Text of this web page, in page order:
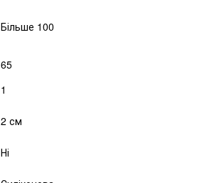
Більше 100
65
1
2 см
Ні